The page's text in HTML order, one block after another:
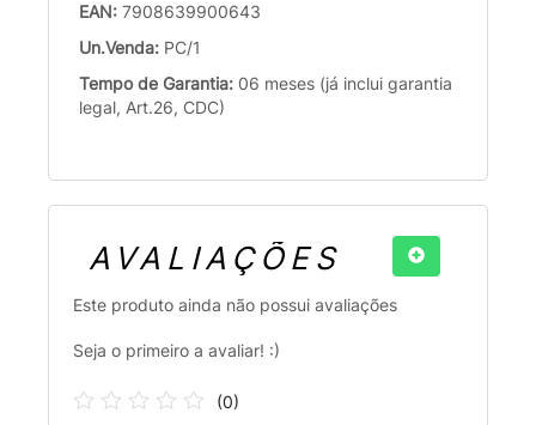
EAN: 7908639900643
Un.Venda: PC/1
Tempo de Garantia: 06 meses (já inclui garantia
legal, Art.26, CDC)
AVALIAÇÕES
Este produto ainda não possui avaliações
Seja o primeiro a avaliar! :)
(0)